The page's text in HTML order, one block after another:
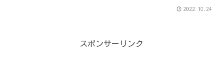
2022.10.24
スポンサーリンク